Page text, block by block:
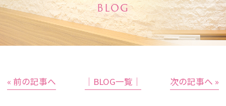
BLOG
« 前の記事へ │BLOG一覧│ 次の記事へ »